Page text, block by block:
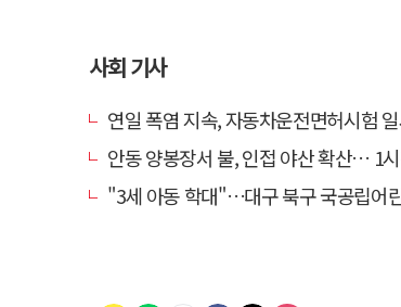
사회 기사
연일 폭염 지속, 자동차운전면허시험 일시
안동 양봉장서 불, 인접 야산 확산… 1
"3세 아동 학대"…대구 북구 국공립어린이